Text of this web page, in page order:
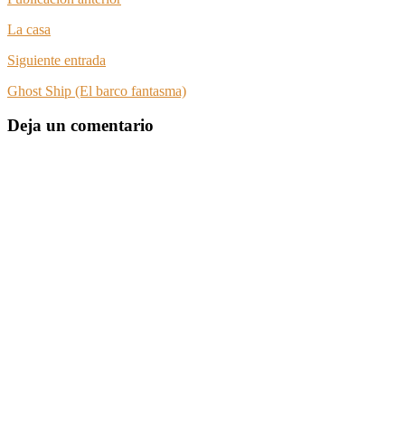
La casa
Siguiente entrada
Ghost Ship (El barco fantasma)
Deja un comentario